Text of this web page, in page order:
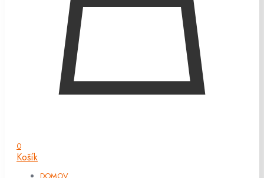
0
Košík